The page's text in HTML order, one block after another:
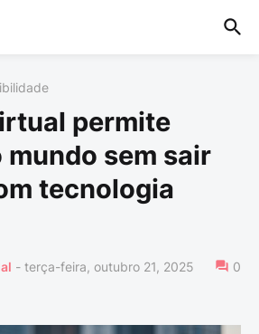
permite
sem sair
tecnologia
- terça-feira, outubro 21, 2025 0